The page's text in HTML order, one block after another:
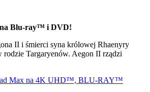
na Blu-ray™ i DVD!
II i śmierci syna królowej Rhaenyry
rodzie Targaryenów. Aegon II rządzi
Max na 4K UHD™, BLU-RAY™